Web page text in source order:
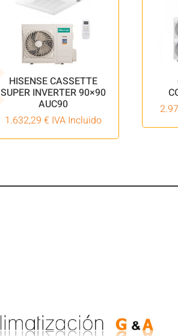
HISENSE CASSETTE
SUPER INVERTER 90×90
AUC90
1.632,29 € IVA Incluido